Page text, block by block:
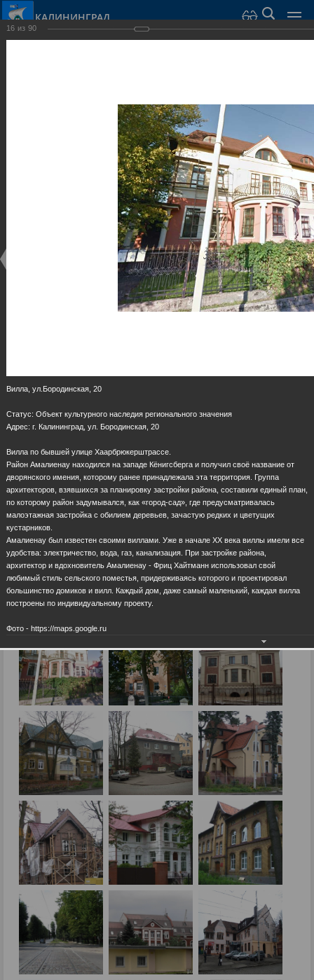
КАЛИНИНГРАД
Достопримечательности
16 из 90
Вилла, ул.Бородинская, 20
Статус: Объект культурного наследия регионального значения
Адрес: г. Калининград, ул. Бородинская, 20
Вилла по бывшей улице Хаарбрюкерштрассе.
Район Амалиенау находился на западе Кёнигсберга и получил своё название от
дворянского имения, которому ранее принадлежала эта территория. Группа
архитекторов, взявшихся за планировку застройки района, составили единый план,
по которому район задумывался, как «город-сад», где предусматривалась
малоэтажная застройка с обилием деревьев, зачастую редких и цветущих
кустарников.
Амалиенау был известен своими виллами. Уже в начале XX века виллы имели все
удобства: электричество, вода, газ, канализация. При застройке района,
архитектор и вдохновитель Амалиенау - Фриц Хайтманн использовал свой
любимый стиль сельского поместья, придерживаясь которого и проектировал
большинство домиков и вилл. Каждый дом, даже самый маленький, каждая вилла
построены по индивидуальному проекту.
Фото - https://maps.google.ru